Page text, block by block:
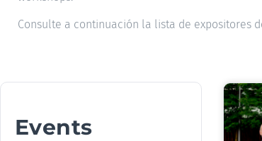
Consulte a continuación la lista de expositores
Events